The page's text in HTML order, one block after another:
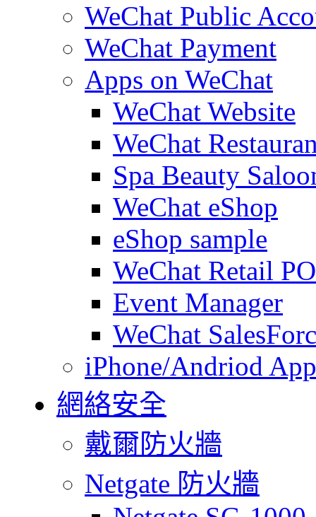
WeChat Public
WeChat Payment
Apps on WeChat
WeChat Website
WeChat
Spa Beauty
WeChat eShop
eShop sample
WeChat Retail
Event Manager
WeChat
iPhone/Andriod
網絡安全
戴爾防火牆
Netgate 防火牆